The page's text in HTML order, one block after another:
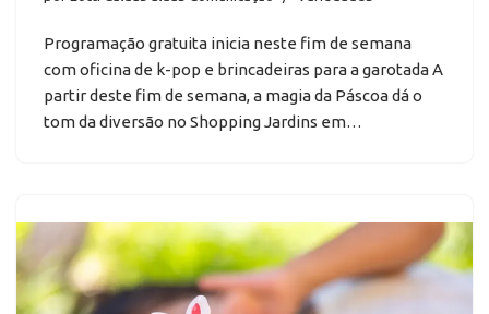
Programação gratuita inicia neste fim de semana
com oficina de k-pop e brincadeiras para a garotada A
partir deste fim de semana, a magia da Páscoa dá o
tom da diversão no Shopping Jardins em…